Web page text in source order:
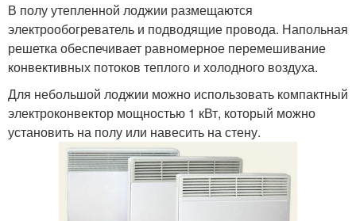
В полу утепленной лоджии размещаются
электрообогреватель и подводящие провода. Напольная
решетка обеспечивает равномерное перемешивание
конвективных потоков теплого и холодного воздуха.
Для небольшой лоджии можно использовать компактный
электроконвектор мощностью 1 кВт, который можно
установить на полу или навесить на стену.